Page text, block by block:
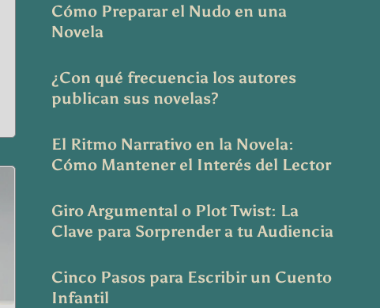
Cómo Preparar el Nudo en una
Novela
¿Con qué frecuencia los autores
publican sus novelas?
El Ritmo Narrativo en la Novela:
Cómo Mantener el Interés del Lector
Giro Argumental o Plot Twist: La
Clave para Sorprender a tu Audiencia
Cinco Pasos para Escribir un Cuento
Infantil